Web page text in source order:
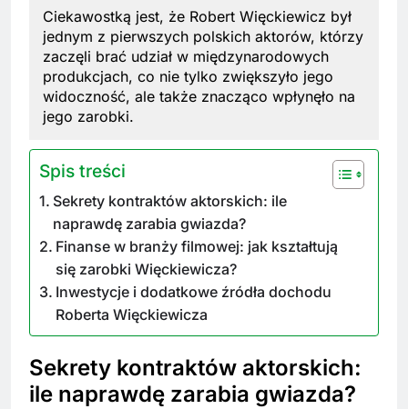
Ciekawostką jest, że Robert Więckiewicz był
jednym z pierwszych polskich aktorów, którzy
zaczęli brać udział w międzynarodowych
produkcjach, co nie tylko zwiększyło jego
widoczność, ale także znacząco wpłynęło na
jego zarobki.
Spis treści
Sekrety kontraktów aktorskich: ile
naprawdę zarabia gwiazda?
Finanse w branży filmowej: jak kształtują
się zarobki Więckiewicza?
Inwestycje i dodatkowe źródła dochodu
Roberta Więckiewicza
Sekrety kontraktów aktorskich:
ile naprawdę zarabia gwiazda?